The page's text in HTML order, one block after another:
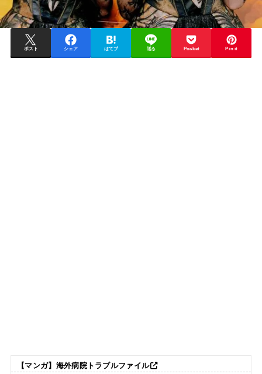
ポスト シェア はてブ 送る Pocket Pin it
【マンガ】海外病院トラブルファイル